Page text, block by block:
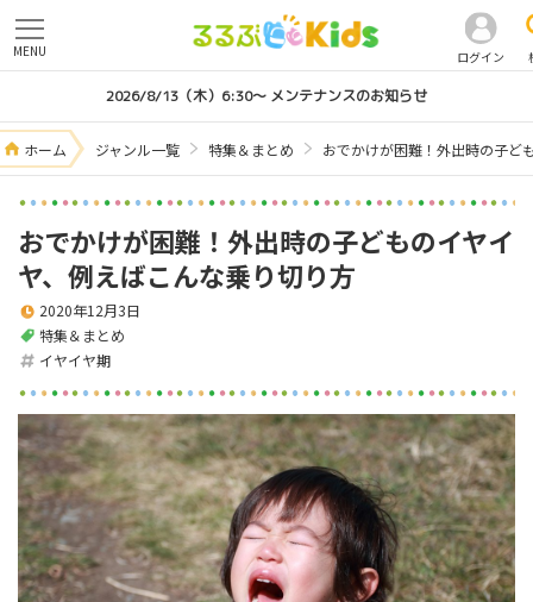
ログイン
MENU
2026/8/13（木）6:30～ メンテナンスのお知らせ
ホーム ジャンル一覧 特集＆まとめ おでかけが困難！外出時の子ど
おでかけが困難！外出時の子どものイヤイ
ヤ、例えばこんな乗り切り方
特集＆まとめ
2020年12月3日
イヤイヤ期